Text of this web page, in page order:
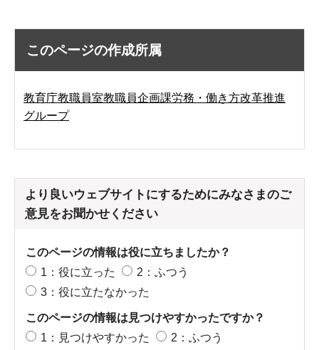
このページの作成所属
教育庁教職員室教職員企画課労務・働き方改革推進
グループ
より良いウェブサイトにするためにみなさまのご
意見をお聞かせください
このページの情報は役に立ちましたか？
1：役に立った
2：ふつう
3：役に立たなかった
このページの情報は見つけやすかったですか？
1：見つけやすかった
2：ふつう